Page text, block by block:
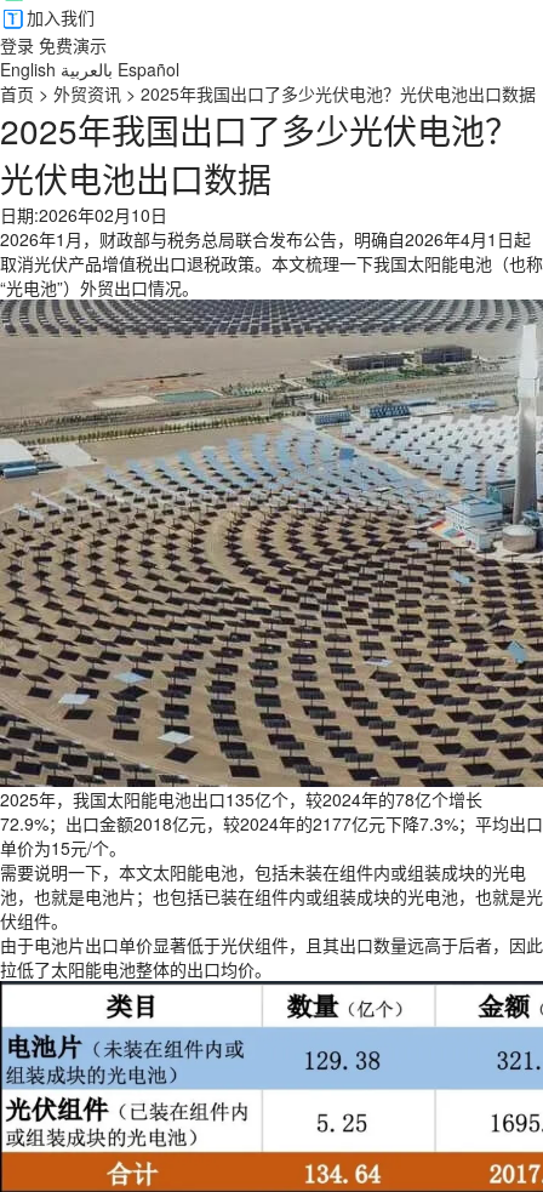
加入我们
登录 免费演示
English بالعربية Español
首页 > 外贸资讯 > 2025年我国出口了多少光伏电池？光伏电池出口数据
2025年我国出口了多少光伏电池？
光伏电池出口数据
日期:2026年02月10日
2026年1月，财政部与税务总局联合发布公告，明确自2026年4月1日起
取消光伏产品增值税出口退税政策。本文梳理一下我国太阳能电池（也称
“光电池”）外贸出口情况。
2025年，我国太阳能电池出口135亿个，较2024年的78亿个增长
72.9%；出口金额2018亿元，较2024年的2177亿元下降7.3%；平均出口
单价为15元/个。
需要说明一下，本文太阳能电池，包括未装在组件内或组装成块的光电
池，也就是电池片；也包括已装在组件内或组装成块的光电池，也就是光
伏组件。
由于电池片出口单价显著低于光伏组件，且其出口数量远高于后者，因此
拉低了太阳能电池整体的出口均价。